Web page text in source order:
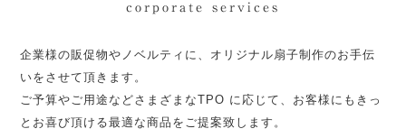
corporate services
企業様の販促物やノベルティに、オリジナル扇子制作のお手伝
いをさせて頂きます。
ご予算やご用途などさまざまなTPO に応じて、お客様にもきっ
とお喜び頂ける最適な商品をご提案致します。